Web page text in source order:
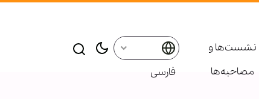
نشست‌ها و
مصاحبه‌ها
فارسی